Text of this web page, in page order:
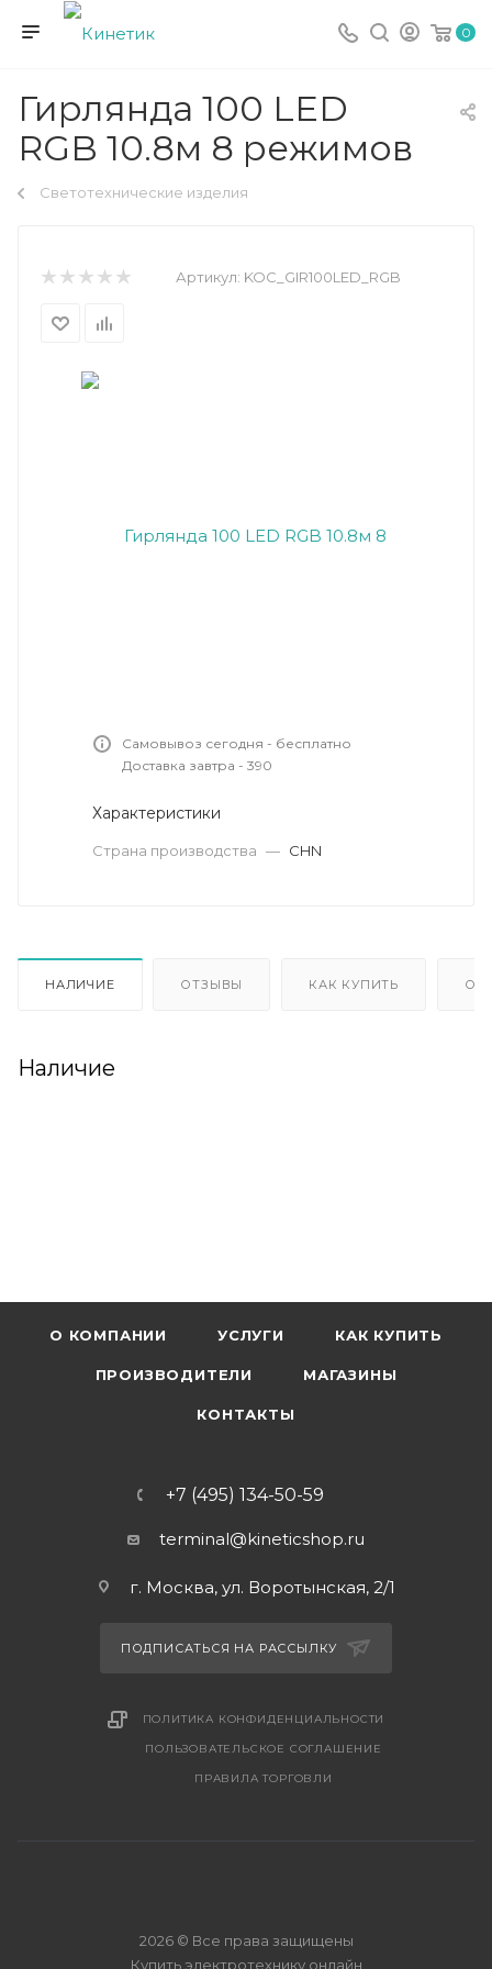
0
Гирлянда 100 LED
RGB 10.8м 8 режимов
Светотехнические изделия
Артикул: KOC_GIR100LED_RGB
Самовывоз сегодня - бесплатно
Доставка завтра - 390
Характеристики
Страна производства — CHN
НАЛИЧИЕ ОТЗЫВЫ КАК КУПИТЬ
Наличие
О КОМПАНИИ УСЛУГИ КАК КУПИТЬ
ПРОИЗВОДИТЕЛИ МАГАЗИНЫ
КОНТАКТЫ
+7 (495) 134-50-59
terminal@kineticshop.ru
г. Москва, ул. Воротынская, 2/1
ПОДПИСАТЬСЯ НА РАССЫЛКУ
ПОЛИТИКА КОНФИДЕНЦИАЛЬНОСТИ
ПОЛЬЗОВАТЕЛЬСКОЕ СОГЛАШЕНИЕ
ПРАВИЛА ТОРГОВЛИ
2026 © Все права защищены
Купить электротехнику онлайн